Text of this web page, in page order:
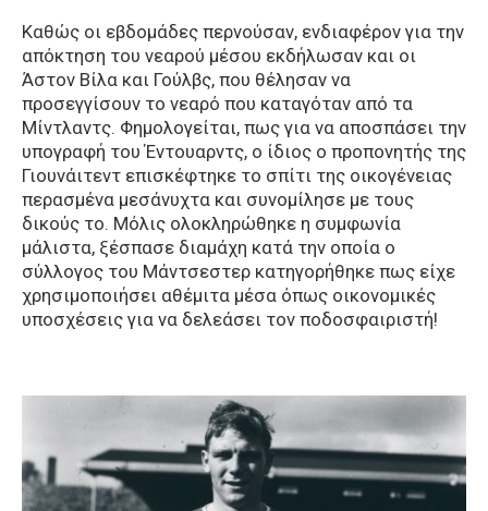
Καθώς οι εβδομάδες περνούσαν, ενδιαφέρον για την
απόκτηση του νεαρού μέσου εκδήλωσαν και οι
Άστον Βίλα και Γούλβς, που θέλησαν να
προσεγγίσουν το νεαρό που καταγόταν από τα
Μίντλαντς. Φημολογείται, πως για να αποσπάσει την
υπογραφή του Έντουαρντς, ο ίδιος ο προπονητής της
Γιουνάιτεντ επισκέφτηκε το σπίτι της οικογένειας
περασμένα μεσάνυχτα και συνομίλησε με τους
δικούς το. Μόλις ολοκληρώθηκε η συμφωνία
μάλιστα, ξέσπασε διαμάχη κατά την οποία ο
σύλλογος του Μάντσεστερ κατηγορήθηκε πως είχε
χρησιμοποιήσει αθέμιτα μέσα όπως οικονομικές
υποσχέσεις για να δελεάσει τον ποδοσφαιριστή!